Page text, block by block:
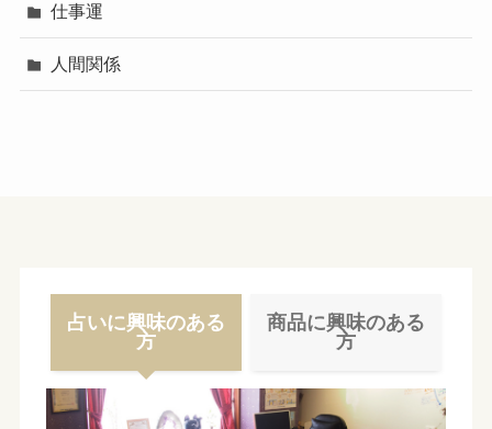
仕事運
人間関係
占いに興味のある
方
商品に興味のある
方